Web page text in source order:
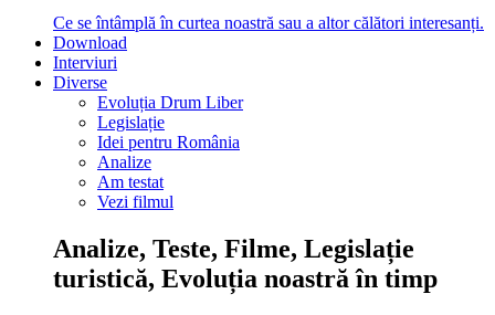
Ce se întâmplă în curtea noastră sau a altor călători interesanți.
Download
Interviuri
Diverse
Evoluția Drum Liber
Legislație
Idei pentru România
Analize
Am testat
Vezi filmul
Analize, Teste, Filme, Legislație
turistică, Evoluția noastră în timp